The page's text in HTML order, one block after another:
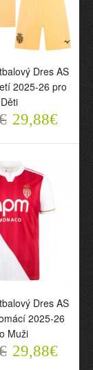
Dres
Třetí 2025-26
Děti
Dres
Domácí
pro Muži
29,88€
Dres AS
2025-26 pro
Děti
29,88€
Dres AS
2025-26
Muži
29,88€